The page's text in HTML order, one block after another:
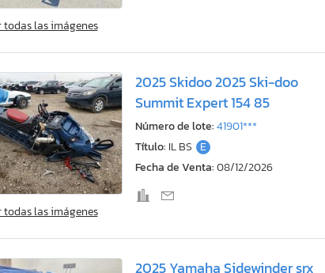
todas las imágenes
todas las imágenes
2025 Skidoo 2025 Ski-doo
Summit Expert 154 85
Número de lote:41901***
Título: IL BS E
Fecha de Venta:08/12/2026
2025 Yamaha Sidewinder srx